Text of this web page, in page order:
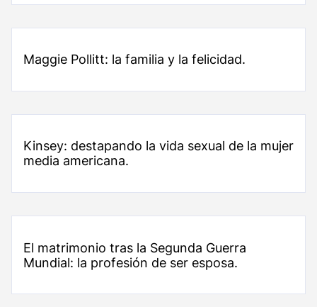
Maggie Pollitt: la familia y la felicidad.
Kinsey: destapando la vida sexual de la mujer
media americana.
El matrimonio tras la Segunda Guerra
Mundial: la profesión de ser esposa.